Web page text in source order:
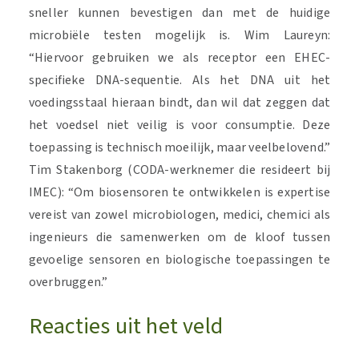
sneller kunnen bevestigen dan met de huidige
microbiële testen mogelijk is. Wim Laureyn:
“Hiervoor gebruiken we als receptor een EHEC-
specifieke DNA-sequentie. Als het DNA uit het
voedingsstaal hieraan bindt, dan wil dat zeggen dat
het voedsel niet veilig is voor consumptie. Deze
toepassing is technisch moeilijk, maar veelbelovend.”
Tim Stakenborg (CODA-werknemer die resideert bij
IMEC): “Om biosensoren te ontwikkelen is expertise
vereist van zowel microbiologen, medici, chemici als
ingenieurs die samenwerken om de kloof tussen
gevoelige sensoren en biologische toepassingen te
overbruggen.”
Reacties uit het veld